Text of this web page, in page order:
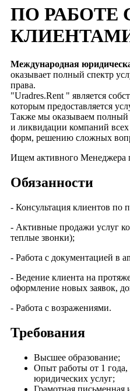
ПО РАБОТЕ
Международная
оказывает полный спектр
права.
"Uradres.Rent " является
которым предоставляется
Также мы оказываем полный
и ликвидации компаний
форм, решению сложных
Ищем активного Менеджера
Обязанности
- Консультация клиентов по
- Активные продажи услуг
теплые звонки);
- Работа с документацией в
- Ведение клиента на
оформление новых заявок,
- Работа с возражениями.
Требования
Высшее образование;
Опыт работы от 1 года,
юридических услуг;
Грамотная письменная